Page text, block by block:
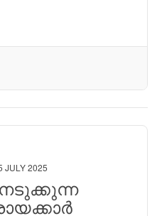
JULY 2025